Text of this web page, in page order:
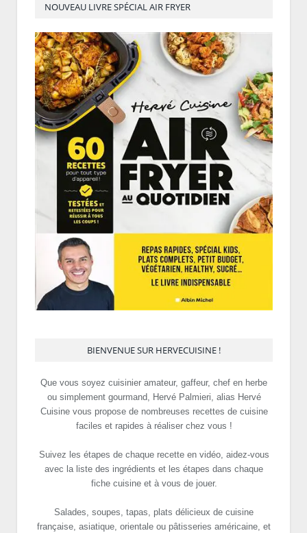
NOUVEAU LIVRE SPÉCIAL AIR FRYER
BIENVENUE SUR HERVECUISINE !
Que vous soyez cuisinier amateur, gaffeur, chef en herbe
ou simplement gourmand, Hervé Palmieri, alias Hervé
Cuisine vous propose de nombreuses recettes de cuisine
faciles et rapides à réaliser chez vous !
Suivez les étapes de chaque recette en vidéo, aidez-vous
avec la liste des ingrédients et les étapes dans chaque
fiche cuisine et à vous de jouer.
Salades, soupes, tapas, plats délicieux de cuisine
française, asiatique, orientale ou pâtisseries américaine, et